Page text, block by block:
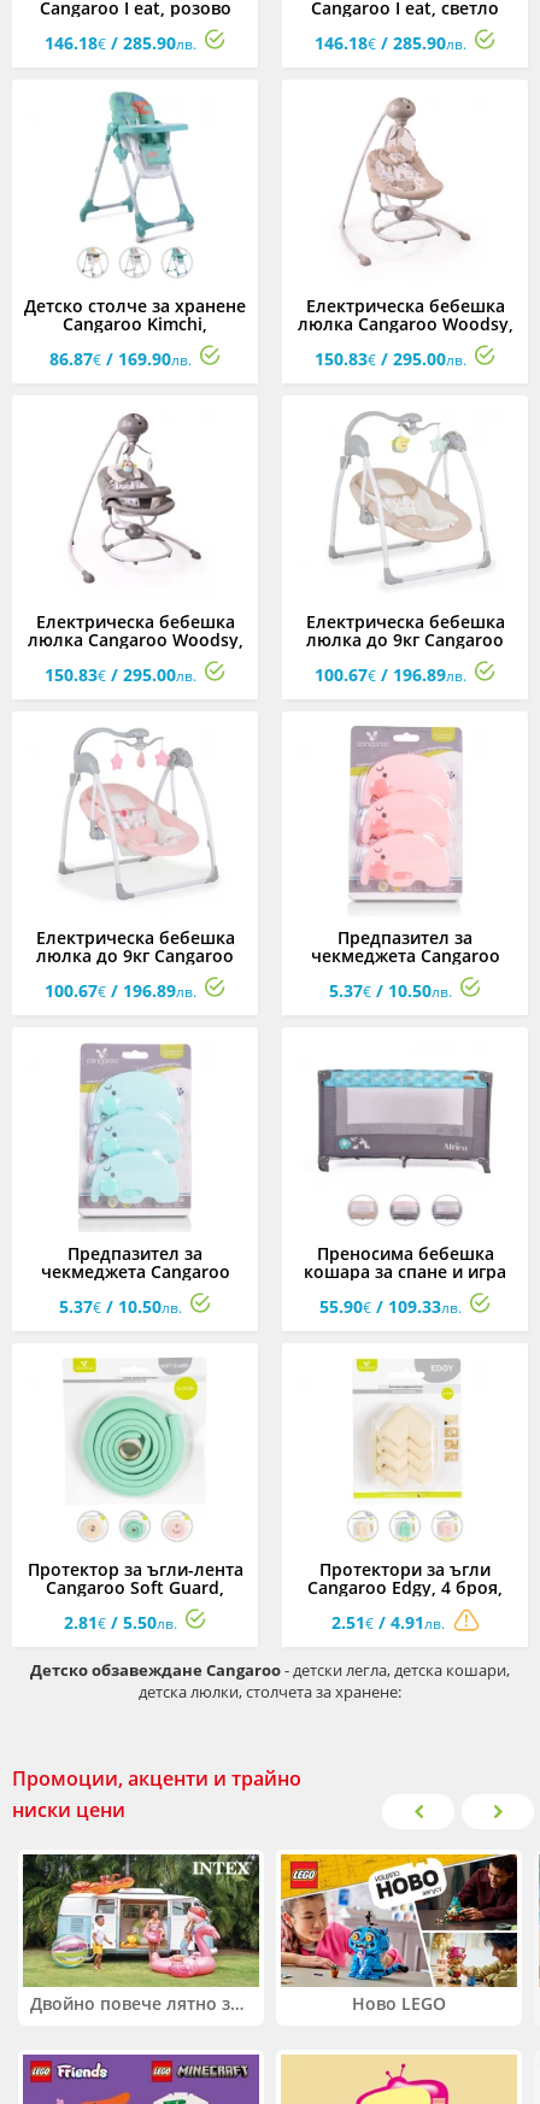
Cangaroo I eat, розово
146.18€ / 285.90лв.
Cangaroo I eat, светло
146.18€ / 285.90лв.
Детско столче за хранене
Cangaroo Kimchi,
86.87€ / 169.90лв.
Електрическа бебешка
люлка Cangaroo Woodsy,
150.83€ / 295.00лв.
Електрическа бебешка
люлка Cangaroo Woodsy,
150.83€ / 295.00лв.
Електрическа бебешка
люлка до 9кг Cangaroo
100.67€ / 196.89лв.
Електрическа бебешка
люлка до 9кг Cangaroo
100.67€ / 196.89лв.
Предпазител за
чекмеджета Cangaroo
5.37€ / 10.50лв.
Предпазител за
чекмеджета Cangaroo
Henry, тюркоаз
5.37€ / 10.50лв.
Преносима бебешка
кошара за спане и игра
Cangaroo Africa,
асортимент
55.90€ / 109.33лв.
Протектор за ъгли-лента
Cangaroo Soft Guard,
2.81€ / 5.50лв.
Протектори за ъгли
Cangaroo Edgy, 4 броя,
2.51€/ 4.91лв.
Детско обзавеждане Cangaroo- детски легла, детска кошари,
детска люлки, столчета за хранене:
Промоции, акценти и трайно
ниски цени
Двойно повече лятно забавление! Купи 2 продукта INTEX и вземи -33% Ново LEGO